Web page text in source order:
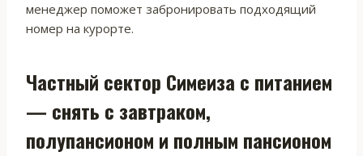
менеджер поможет забронировать подходящий
номер на курорте.
Частный сектор Симеиза с питанием
— снять с завтраком,
полупансионом и полным пансионом